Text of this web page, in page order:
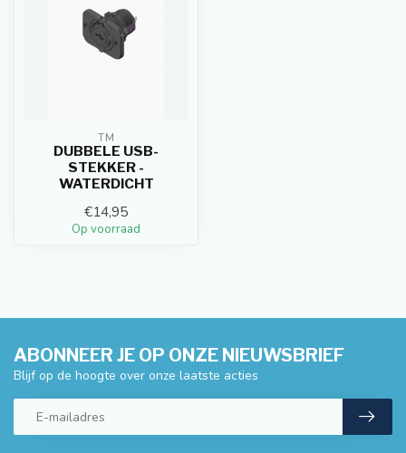
TM
DUBBELE USB-
STEKKER -
WATERDICHT
€14,95
Op voorraad
ABONNEER JE OP ONZE NIEUWSBRIEF
Blijf op de hoogte over onze laatste acties